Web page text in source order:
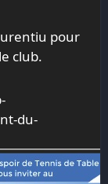
pour
club.
du-